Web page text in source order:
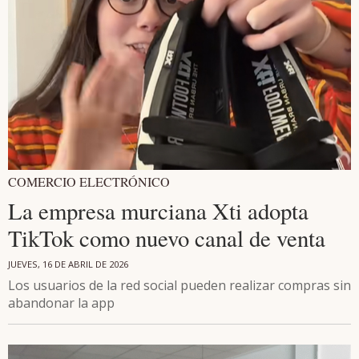
COMERCIO ELECTRÓNICO
La empresa murciana Xti adopta
TikTok como nuevo canal de venta
JUEVES, 16 DE ABRIL DE 2026
Los usuarios de la red social pueden realizar compras sin
abandonar la app